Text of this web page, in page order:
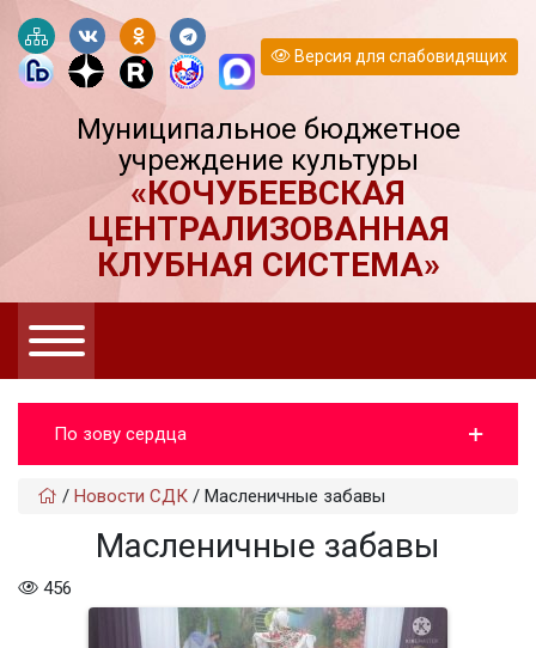
Версия для слабовидящих
Муниципальное бюджетное
учреждение культуры
«КОЧУБЕЕВСКАЯ
ЦЕНТРАЛИЗОВАННАЯ
КЛУБНАЯ СИСТЕМА»
По зову сердца
/ Новости СДК / Масленичные забавы
Масленичные забавы
456